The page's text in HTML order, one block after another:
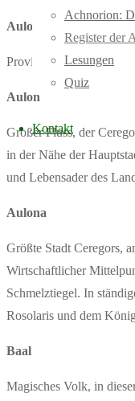
Achnorion:
Register der
Lesungen
Quiz
Kontakt
Aulogor
Provinz Ceregors, in der
Aulon
Großer Fluss, der
in der Nähe der
und Lebensader des
Aulona
Größte Stadt Ceregors,
Wirtschaftlicher
Schmelztiegel. In
Rosolaris und dem
Baal
Magisches Volk, in